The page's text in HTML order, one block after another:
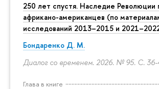
250 лет спустя. Наследие Революции
африкано-американцев (по
исследований 2013–2015 и
Бондаренко Д. М.
Диалог со временем. 2026. № 95. С. 36-
Глава в книге